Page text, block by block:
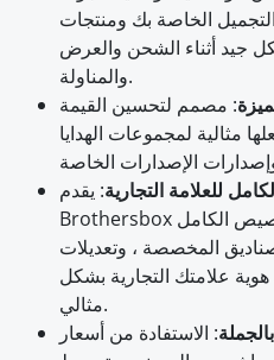
الخاصة بك ومنتجات
جيد أثناء الشحن والعرض
والمناولة.
: مصمم لتحسين القيمة
مثالية لمجموعات الهدايا
للعلامة التجارية: يقدم
Brothersbox التخصيص الكامل B2B ، بما في ذلك خيارات
المخصصة ، وتعديلات
علامتك التجارية بشكل
مثالي.
: الاستفادة من أسعار